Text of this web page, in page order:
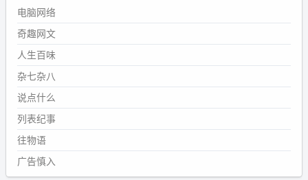
电脑网络
奇趣网文
人生百味
杂七杂八
说点什么
列表纪事
往物语
广告慎入